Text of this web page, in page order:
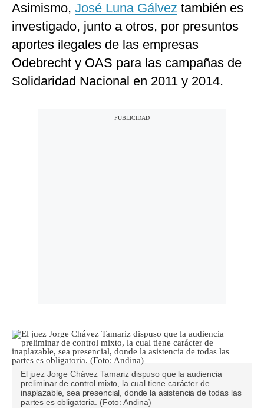
Asimismo, José Luna Gálvez también es
investigado, junto a otros, por presuntos
aportes ilegales de las empresas
Odebrecht y OAS para las campañas de
Solidaridad Nacional en 2011 y 2014.
El juez Jorge Chávez Tamariz dispuso que la audiencia
preliminar de control mixto, la cual tiene carácter de
inaplazable, sea presencial, donde la asistencia de todas las
partes es obligatoria. (Foto: Andina)